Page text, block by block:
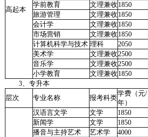
高起本
学前教育
文理兼收1850
旅游管理
文理兼收1850
会计学
文理兼收1850
市场营销
文理兼收1850
计算机科学与技术 理科
2050
美术学
文理兼收2500
音乐学
文理兼收2500
小学教育
文理兼收1850
3、专升本
层次
专业名称 报考科类
学费（元/
年）
汉语言文学 文学 1850
新闻学 文学
1850
播音与主持艺术
艺术学 4000